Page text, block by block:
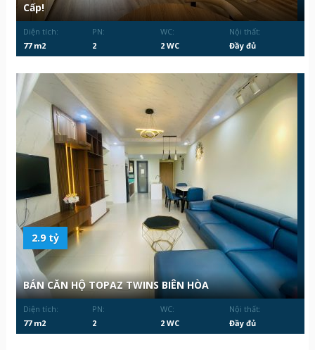
Cấp!
Diện tích:
77 m2
PN:
2
WC:
2 WC
Nội thất:
Đầy đủ
2.9 tỷ
BÁN CĂN HỘ TOPAZ TWINS BIÊN HÒA
Diện tích:
77 m2
PN:
2
WC:
2 WC
Nội thất:
Đầy đủ